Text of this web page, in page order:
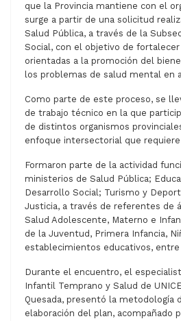
que la Provincia mantiene con el
surge a partir de una solicitud
Salud Pública, a través de la
Social, con el objetivo de
orientadas a la promoción del
los problemas de salud mental en
Como parte de este proceso, se
de trabajo técnico en la que
de distintos organismos
enfoque intersectorial que
Formaron parte de la actividad
ministerios de Salud Pública;
Desarrollo Social; Turismo y
Justicia, a través de referentes de
Salud Adolescente, Materno e
de la Juventud, Primera Infancia,
establecimientos educativos,
Durante el encuentro, el
Infantil Temprano y Salud de
Quesada, presentó la metodología
elaboración del plan, acompañado